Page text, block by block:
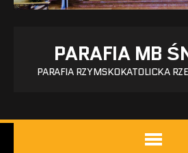
PARAFIA MB
PARAFIA RZYMSKOKATOLICKA